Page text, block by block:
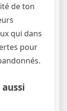
de ton
qui dans
pour